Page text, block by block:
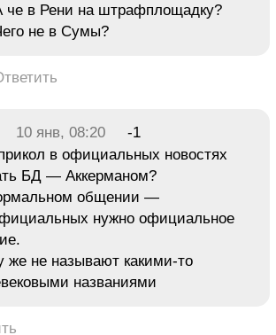
че в Рени на штрафплощадку?
не в Сумы?
10 янв, 08:20
-1
в официальных новостях
БД — Аккерманом?
общении —
нужно официальное
же не называют какими-то
названиями